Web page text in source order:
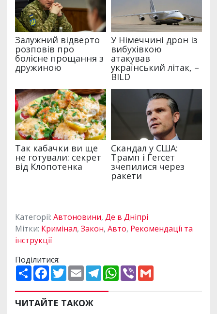
Категорії: Автоновини, Де в Дніпрі
Мітки: Кримінал, Закон, Авто, Рекомендації та
інструкції
Поділитися:
П
о
ш
и
р
и
F
a
c
e
b
o
T
w
t
t
e
E
m
a
i
l
T
e
e
W
h
a
V
b
ЧИТАЙТЕ ТАКОЖ